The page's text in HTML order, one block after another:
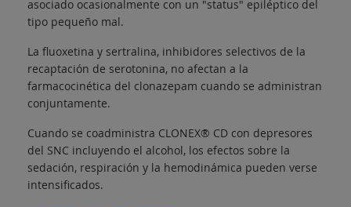
asociado ocasionalmente con un "status" epiléptico del
tipo pequeño mal.
La fluoxetina y sertralina, inhibidores selectivos de la
recaptación de serotonina, no afectan a la
farmacocinética del clonazepam cuando se administran
conjuntamente.
Cuando se coadministra CLONEX® CD con depresores
del SNC incluyendo el alcohol, los efectos sobre la
sedación, respiración y la hemodinámica pueden verse
intensificados.